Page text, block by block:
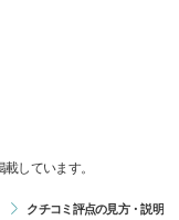
しています。
クチコミ評点の見方・説明